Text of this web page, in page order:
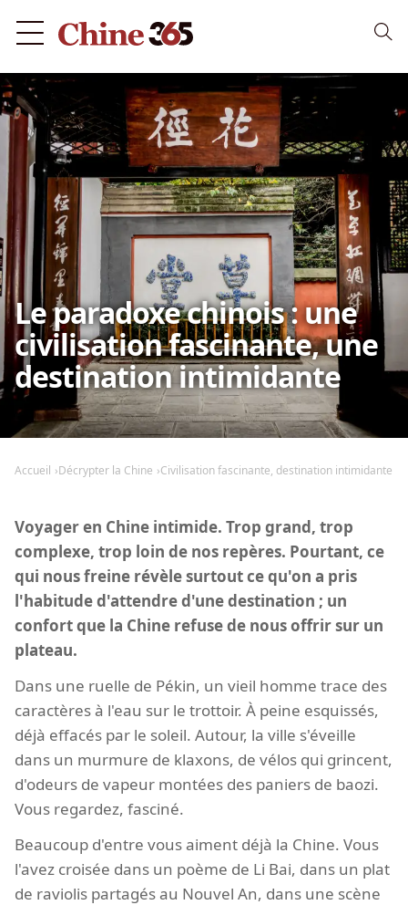
Le paradoxe chinois : une
civilisation fascinante, une
destination intimidante
Accueil Décrypter la Chine Civilisation fascinante, destination intimidante
Voyager en Chine intimide. Trop grand, trop
complexe, trop loin de nos repères. Pourtant, ce
qui nous freine révèle surtout ce qu'on a pris
l'habitude d'attendre d'une destination ; un
confort que la Chine refuse de nous offrir sur un
plateau.
Dans une ruelle de Pékin, un vieil homme trace des
caractères à l'eau sur le trottoir. À peine esquissés,
déjà effacés par le soleil. Autour, la ville s'éveille
dans un murmure de klaxons, de vélos qui grincent,
d'odeurs de vapeur montées des paniers de baozi.
Vous regardez, fasciné.
Beaucoup d'entre vous aiment déjà la Chine. Vous
l'avez croisée dans un poème de Li Bai, dans un plat
de raviolis partagés au Nouvel An, dans une scène